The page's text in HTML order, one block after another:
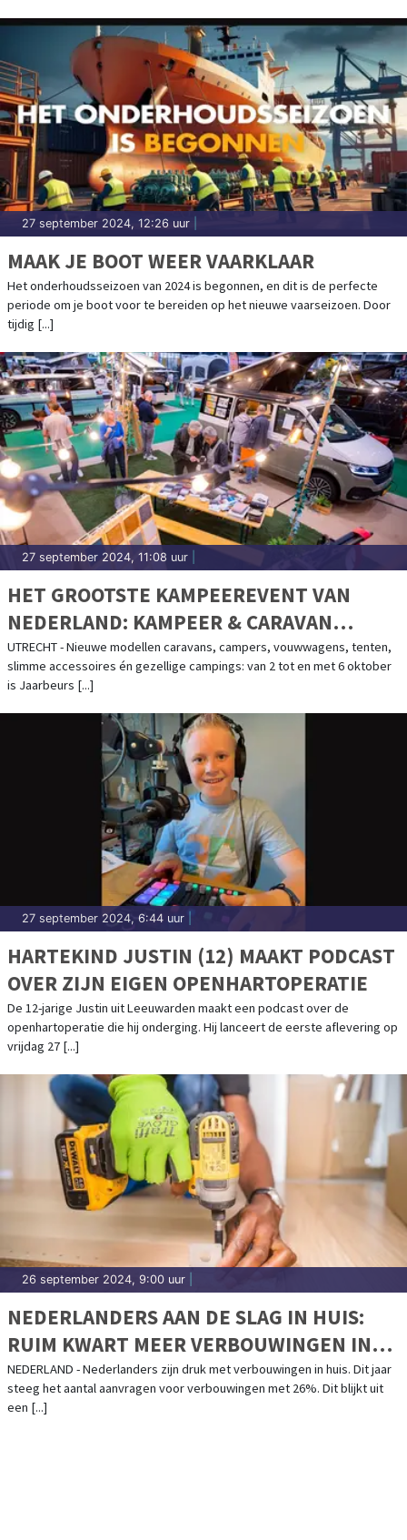
27 september 2024, 12:26 uur
MAAK JE BOOT WEER VAARKLAAR
Het onderhoudsseizoen van 2024 is begonnen, en dit is de perfecte
periode om je boot voor te bereiden op het nieuwe vaarseizoen. Door
tijdig [...]
27 september 2024, 11:08 uur
HET GROOTSTE KAMPEEREVENT VAN
NEDERLAND: KAMPEER & CARAVAN
JAARBEURS
UTRECHT - Nieuwe modellen caravans, campers, vouwwagens, tenten,
slimme accessoires én gezellige campings: van 2 tot en met 6 oktober
is Jaarbeurs [...]
27 september 2024, 6:44 uur
HARTEKIND JUSTIN (12) MAAKT PODCAST
OVER ZIJN EIGEN OPENHARTOPERATIE
De 12-jarige Justin uit Leeuwarden maakt een podcast over de
openhartoperatie die hij onderging. Hij lanceert de eerste aflevering op
vrijdag 27 [...]
26 september 2024, 9:00 uur
NEDERLANDERS AAN DE SLAG IN HUIS:
RUIM KWART MEER VERBOUWINGEN IN
2024
NEDERLAND - Nederlanders zijn druk met verbouwingen in huis. Dit jaar
steeg het aantal aanvragen voor verbouwingen met 26%. Dit blijkt uit
een [...]